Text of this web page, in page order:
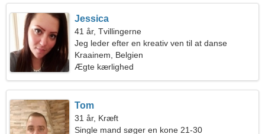
Jessica
41 år, Tvillingerne
Jeg leder efter en kreativ ven til at danse
Kraainem, Belgien
Ægte kærlighed
Tom
31 år, Kræft
Single mand søger en kone 21-30